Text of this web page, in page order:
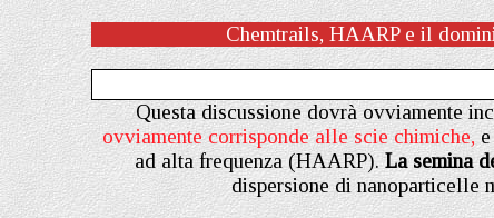
Chemtrails, HAARP e il
Questa discussione dovrà ovviamente
ovviamente corrisponde alle scie chimiche,e
ad alta frequenza (HAARP).La semina
dispersione di nanoparticelle